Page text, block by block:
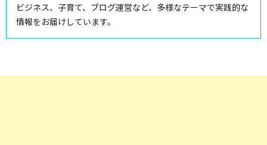
ビジネス、子育て、ブログ運営など、多様なテーマで実践的な
情報をお届けしています。